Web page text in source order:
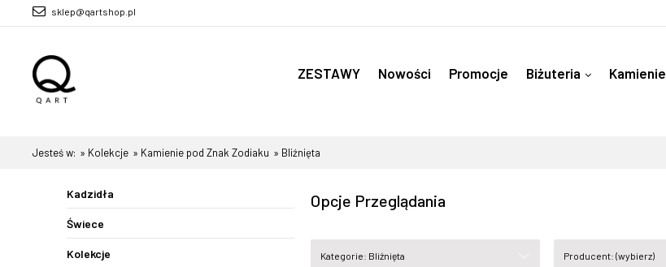
sklep@qartshop.pl
ZESTAWY Nowości Promocje Biżuteria Kamienie
Jesteś w: » Kolekcje » Kamienie pod Znak Zodiaku » Bliźnięta
Kadzidła
Świece
Kolekcje
Opcje Przeglądania
Kategorie: Bliźnięta Producent: (wybierz)